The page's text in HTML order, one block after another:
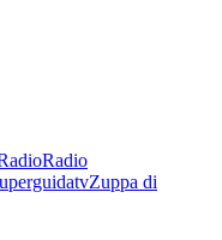
Radio
Zuppa di